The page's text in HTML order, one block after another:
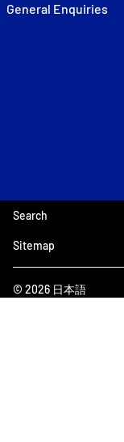
General Enquiries
© 2026 日本語
Search
Sitemap